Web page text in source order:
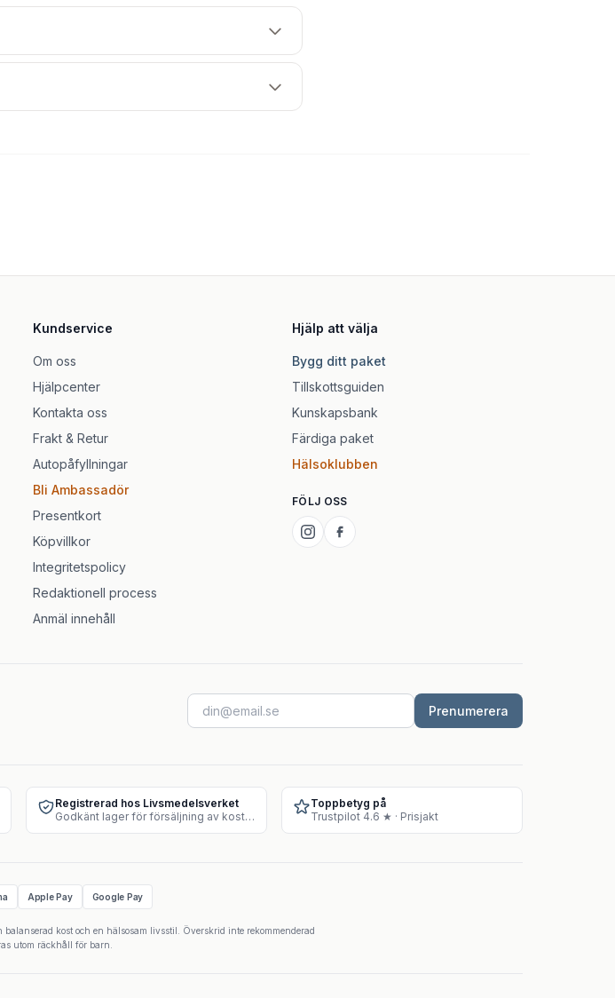
Kundservice
Om oss
Hjälpcenter
Kontakta oss
Frakt & Retur
Autopåfyllningar
Bli Ambassadör
Presentkort
Köpvillkor
Integritetspolicy
Redaktionell process
Anmäl innehåll
Hjälp att välja
Bygg ditt paket
Tillskottsguiden
Kunskapsbank
Färdiga paket
Hälsoklubben
FÖLJ OSS
Prenumerera
Registrerad hos Livsmedelsverket
Godkänt lager för försäljning av kosttillskott
Toppbetyg på
Trustpilot 4.6 ★ · Prisjakt
Apple Pay Google Pay
kost och en hälsosam livsstil. Överskrid inte rekommenderad
utom räckhåll för barn.